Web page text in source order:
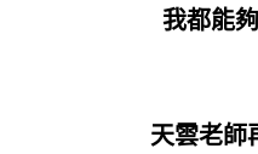
我都能
天雲老師